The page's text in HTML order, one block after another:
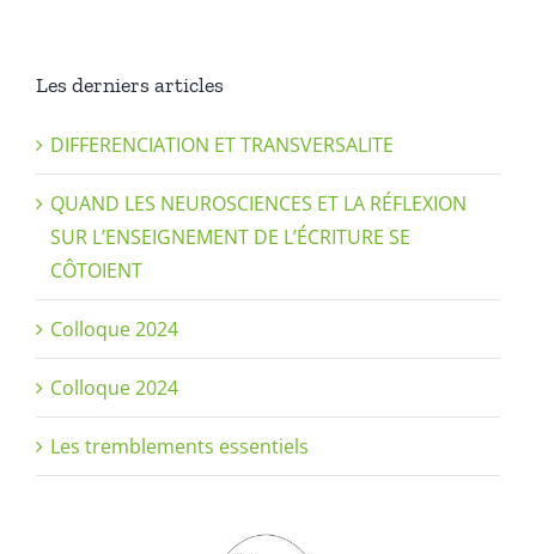
Les derniers articles
DIFFERENCIATION ET TRANSVERSALITE
QUAND LES NEUROSCIENCES ET LA RÉFLEXION
SUR L’ENSEIGNEMENT DE L’ÉCRITURE SE
CÔTOIENT
Colloque 2024
Colloque 2024
Les tremblements essentiels